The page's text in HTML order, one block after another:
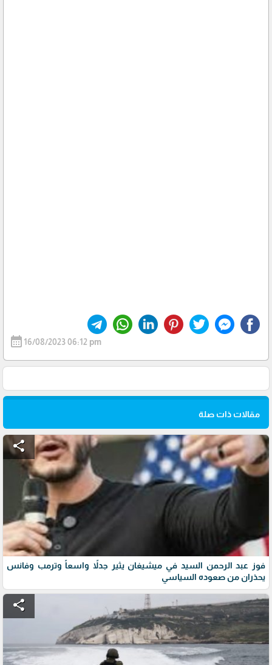
calendar_month 16/08/2023 06:12 pm
مقالات ذات صلة
share
فوز عبد الرحمن السيد في ميشيغان يثير جدلاً واسعاً وترمب وفانس
يحذران من صعوده السياسي
share